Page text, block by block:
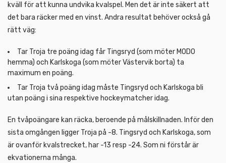
kväll för att kunna undvika kvalspel. Men det är inte säkert att
det bara räcker med en vinst. Andra resultat behöver också gå
rätt väg:
Tar Troja tre poäng idag får Tingsryd (som möter MODO
hemma) och Karlskoga (som möter Västervik borta) ta
maximum en poäng.
Tar Troja två poäng idag måste Tingsryd och Karlskoga bli
utan poäng i sina respektive hockeymatcher idag.
En tvåpoängare kan räcka, beroende på målskillnaden. Inför den
sista omgången ligger Troja på -8. Tingsryd och Karlskoga, som
är ovanför kvalstrecket, har -13 resp -24. Som ni förstår är
ekvationerna många.